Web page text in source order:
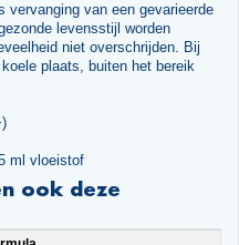
vervanging van een gevarieerde
levensstijl worden
niet overschrijden. Bij
plaats, buiten het bereik
ml vloeistof
ook deze